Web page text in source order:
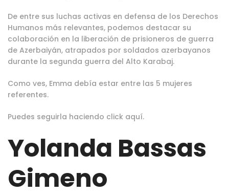
De entre sus luchas activas en defensa de los Derechos
Humanos más relevantes, podemos destacar su
colaboración en la liberación de prisioneros de guerra
de Azerbaiyán, atrapados por soldados azerbayanos
durante la segunda guerra del Alto Karabaj.
Como ves, Emma debía estar entre las 5 mujeres
referentes.
Puedes seguirla haciendo click aquí.
Yolanda Bassas
Gimeno